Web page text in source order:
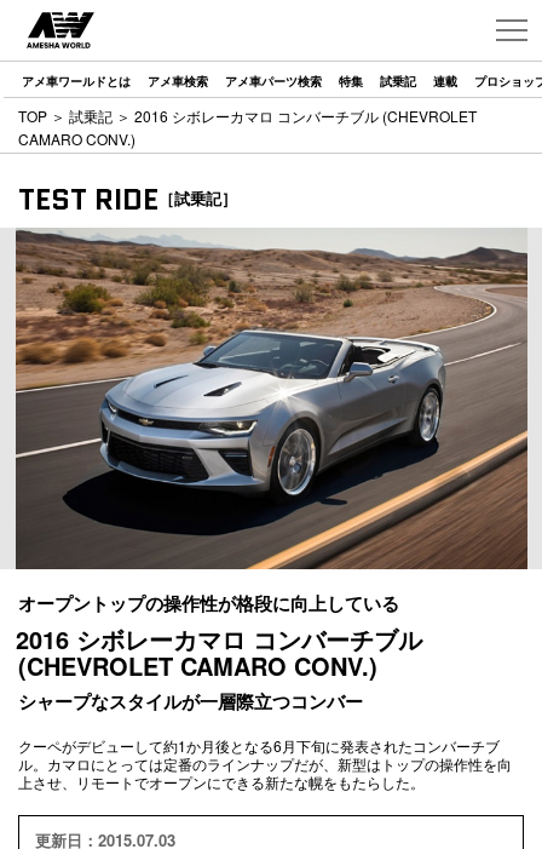
アメ車ワールドとは アメ車検索 アメ車パーツ検索 特集 試乗記 連載 プロショッ
TOP ＞ 試乗記 ＞ 2016 シボレーカマロ コンバーチブル (CHEVROLET
CAMARO CONV.)
TEST RIDE ［試乗記］
オープントップの操作性が格段に向上している
2016 シボレーカマロ コンバーチブル
(CHEVROLET CAMARO CONV.)
シャープなスタイルが一層際立つコンバー
クーペがデビューして約1か月後となる6月下旬に発表されたコンバーチブ
ル。カマロにとっては定番のラインナップだが、新型はトップの操作性を向
上させ、リモートでオープンにできる新たな幌をもたらした。
更新日：2015.07.03